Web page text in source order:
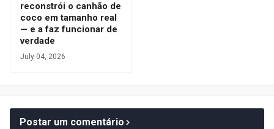
reconstrói o canhão de
coco em tamanho real
— e a faz funcionar de
verdade
July 04, 2026
Postar um comentário